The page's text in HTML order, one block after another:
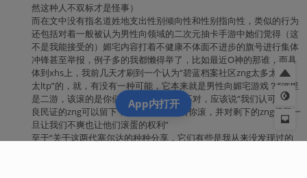
然这种人不双标才是怪事）
而在文中没有指名道姓地支出性别倾向性和性别指向性，类似的行为
还包括对着一般被认为男性向领域的二次元抽卡手游中她们觉得（这
不是我能接受的）媚宅内容打着不健康不体面不进步的旗号进行集体
冲锋甚至举报，例子多的我都懒得举了，比如最近O神的那谁，而具
体到xhs上，我前几天才刷到一个认为“碧蓝档案社区zng太多太媚宅
太ltp”的，就，有没有一种可能，它本来就是男性向媚宅游戏？“这里
是二游，该滚的是你们zng”是吧？😅噢不对，应该说“我们认可的发
良民证的zng可以留下，我们看不爽的请你滚，并对剩下的zng保留一
旦让我们不爽也让他们滚蛋的权利”
至于“关于这两代塞尔达的种种分享，它们有些是我从来没发现过的
App内打开